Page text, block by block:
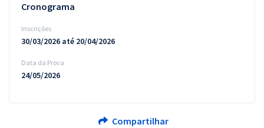
Cronograma
Inscrições
30/03/2026 até 20/04/2026
Data da Prova
24/05/2026
Compartilhar